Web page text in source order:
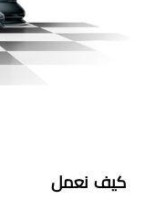
كيف نعمل